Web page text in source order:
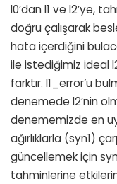
l0’dan l1 ve l2’ye,
doğru çalışarak
hata içerdiğini
ile istediğimiz ideal
farktır. l1_error’u
denemede l2’nin
denememizde en
ağırlıklarla (syn1)
güncellemek için
tahminlerine